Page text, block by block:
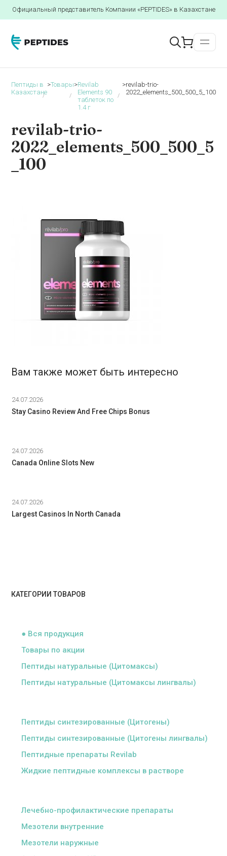
Официальный представитель Компании «PEPTIDES» в Казахстане
Пептиды в
Казахстане
>Товары>Revilab
Elements 90
таблеток по
1.4 г
>revilab-trio-
2022_elements_500_500_5_100
revilab-trio-
2022_elements_500_500_5
_100
Вам также может быть интересно
24.07.2026
Stay Casino Review And Free Chips Bonus
24.07.2026
Canada Online Slots New
24.07.2026
Largest Casinos In North Canada
КАТЕГОРИИ ТОВАРОВ
● Вся продукция
Товары по акции
Пептиды натуральные (Цитомаксы)
Пептиды натуральные (Цитомаксы лингвалы)
Пептиды синтезированные (Цитогены)
Пептиды синтезированные (Цитогены лингвалы)
Пептидные препараты Revilab
Жидкие пептидные комплексы в растворе
Лечебно-профилактические препараты
Мезотели внутренние
Мезотели наружные